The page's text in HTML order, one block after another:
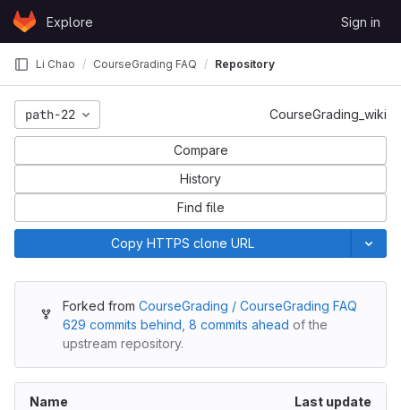
Skip to content
GitLabExplore Sign in
Li Chao CourseGrading FAQ Repository
path-22 CourseGrading_wiki
Compare
History
Find file
Copy HTTPS clone URL
Forked from CourseGrading / CourseGrading FAQ
629 commits behind 8 commits ahead of the
upstream repository.
Name Last update